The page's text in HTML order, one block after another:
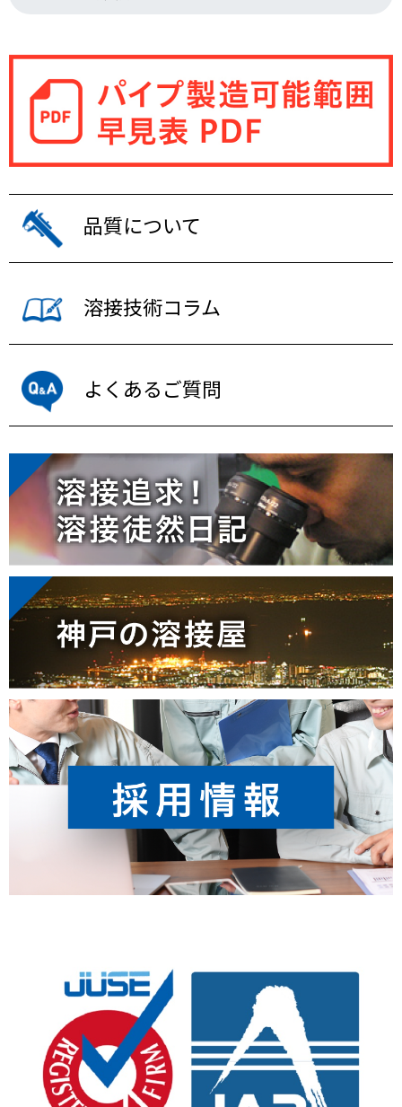
品質について
溶接技術コラム
よくあるご質問